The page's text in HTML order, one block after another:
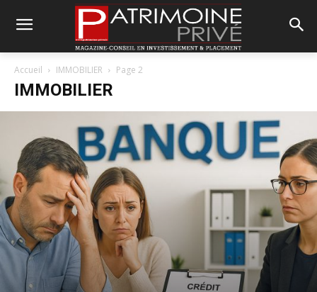
Accueil IMMOBILIER Page 2
IMMOBILIER